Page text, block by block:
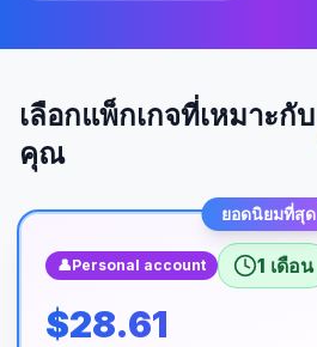
เลือกแพ็กเกจที่เหมาะกับ
คุณ
ยอดนิยมที่สุด
👤Personal account 1 เดือน
$28.61